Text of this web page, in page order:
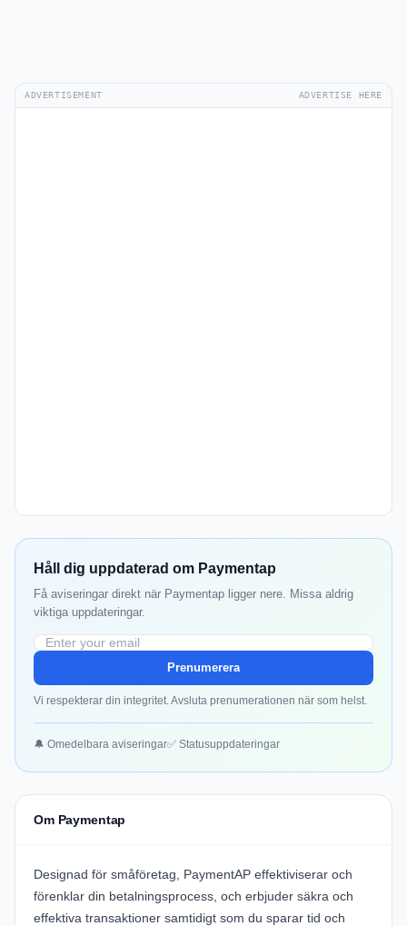
ADVERTISEMENT ADVERTISE HERE
Håll dig uppdaterad om Paymentap
Få aviseringar direkt när Paymentap ligger nere. Missa aldrig
viktiga uppdateringar.
Prenumerera
Vi respekterar din integritet. Avsluta prenumerationen när som helst.
🔔 Omedelbara aviseringar✅ Statusuppdateringar
Om Paymentap
Designad för småföretag, PaymentAP effektiviserar och
förenklar din betalningsprocess, och erbjuder säkra och
effektiva transaktioner samtidigt som du sparar tid och